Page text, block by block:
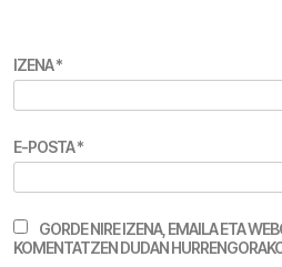
IZENA*
E-POSTA*
GORDE NIRE IZENA, EMAILA ETA
KOMENTATZEN DUDAN